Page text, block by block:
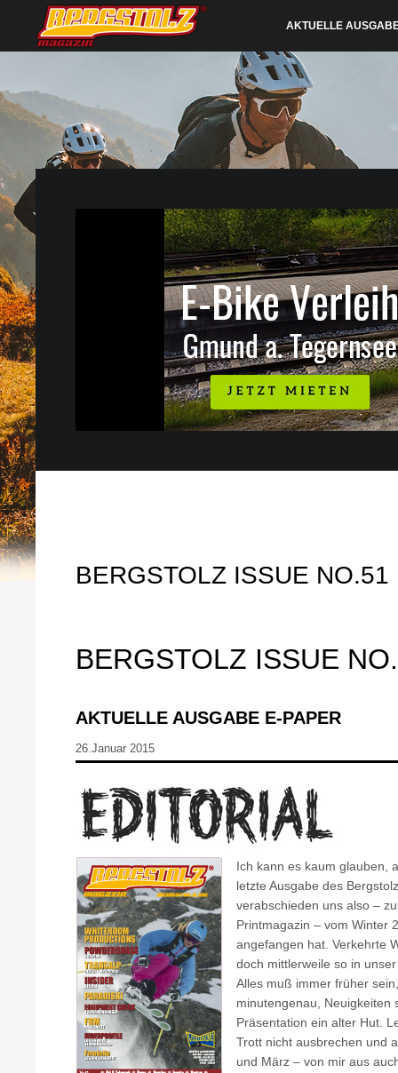
AKTUELLE
BERGSTOLZ ISSUE NO.51
BERGSTOLZ ISSUE
AKTUELLE AUSGABE E-PAPER
26.Januar 2015
Ich kann es kaum glauben,
letzte Ausgabe des
verabschieden uns also –
Printmagazin – vom Winter
angefangen hat. Verkehrte
doch mittlerweile so in
Alles muß immer früher
minutengenau, Neuigkeiten
Präsentation ein alter Hut.
Trott nicht ausbrechen und
und März – von mir aus